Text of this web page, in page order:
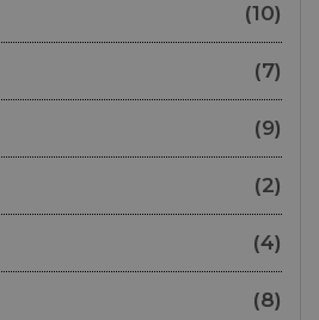
(10)
(7)
(9)
(2)
(4)
(8)